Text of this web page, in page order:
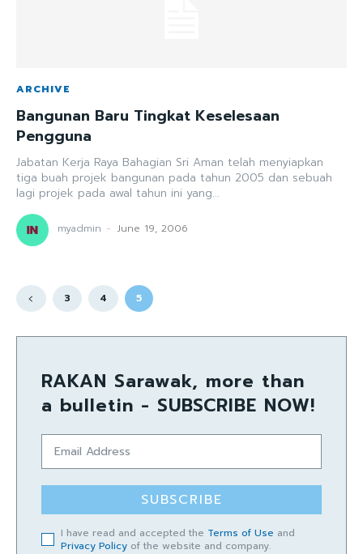
ARCHIVE
Bangunan Baru Tingkat Keselesaan
Pengguna
Jabatan Kerja Raya Bahagian Sri Aman telah menyiapkan
tiga buah projek bangunan pada tahun 2005 dan sebuah
lagi projek pada awal tahun ini yang...
myadmin - June 19, 2006
3 4 5
RAKAN Sarawak, more than
a bulletin - SUBSCRIBE NOW!
SUBSCRIBE
I have read and accepted the Terms of Use and
Privacy Policy of the website and company.